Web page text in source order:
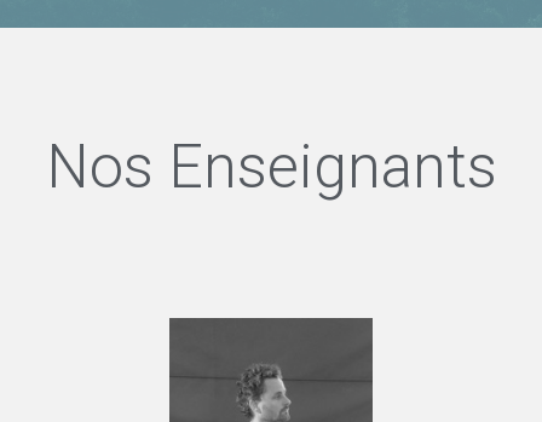
Nos Enseignants